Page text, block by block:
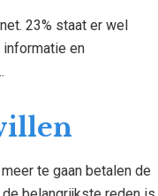
23% staat er wel
en
te gaan betalen de